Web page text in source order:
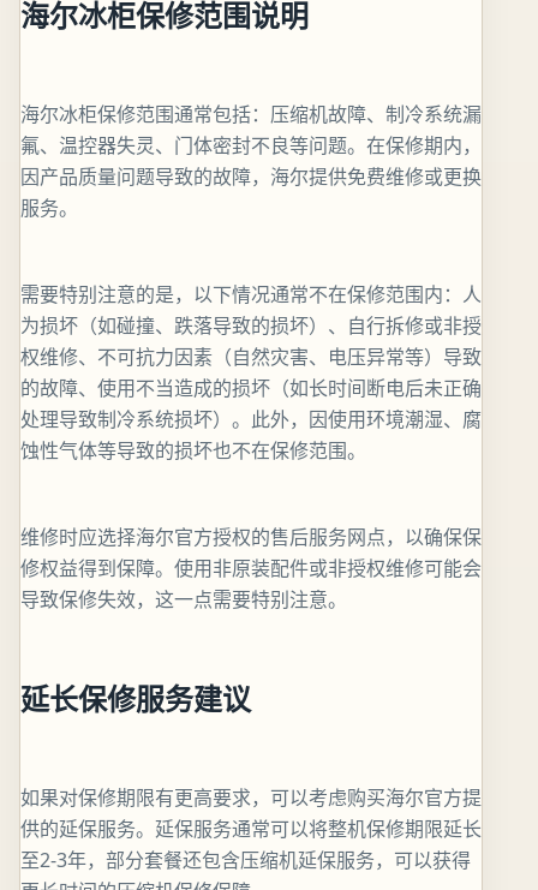
海尔冰柜保修范围说明
海尔冰柜保修范围通常包括：压缩机故障、制冷系统漏
氟、温控器失灵、门体密封不良等问题。在保修期内，
因产品质量问题导致的故障，海尔提供免费维修或更换
服务。
需要特别注意的是，以下情况通常不在保修范围内：人
为损坏（如碰撞、跌落导致的损坏）、自行拆修或非授
权维修、不可抗力因素（自然灾害、电压异常等）导致
的故障、使用不当造成的损坏（如长时间断电后未正确
处理导致制冷系统损坏）。此外，因使用环境潮湿、腐
蚀性气体等导致的损坏也不在保修范围。
维修时应选择海尔官方授权的售后服务网点，以确保保
修权益得到保障。使用非原装配件或非授权维修可能会
导致保修失效，这一点需要特别注意。
延长保修服务建议
如果对保修期限有更高要求，可以考虑购买海尔官方提
供的延保服务。延保服务通常可以将整机保修期限延长
至2-3年，部分套餐还包含压缩机延保服务，可以获得